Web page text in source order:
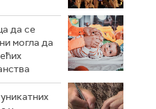
да се
могла да